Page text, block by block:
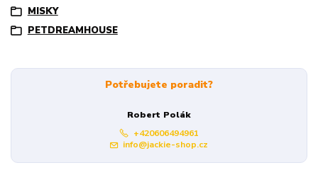
MISKY
PETDREAMHOUSE
Potřebujete poradit?
Robert Polák
+420606494961
info@jackie-shop.cz